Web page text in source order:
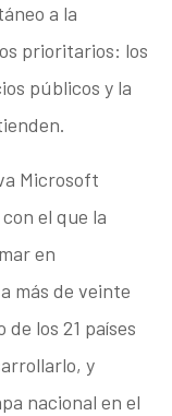
a la
prioritarios: los
públicos y la
Microsoft
el que la
en
más de veinte
los 21 países
y
nacional en el